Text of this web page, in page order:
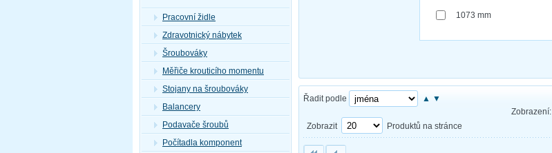
1073 mm
Řadit podle ▲ ▼
Zobrazení:
Zobrazit
Produktů na stránce
Pracovní židle
Zdravotnický nábytek
Šroubováky
Měřiče krouticího momentu
Stojany na šroubováky
Balancery
Podavače šroubů
Počítadla komponent